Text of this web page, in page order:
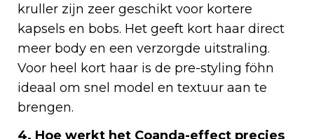
kruller zijn zeer geschikt voor kortere
kapsels en bobs. Het geeft kort haar direct
meer body en een verzorgde uitstraling.
Voor heel kort haar is de pre-styling föhn
ideaal om snel model en textuur aan te
brengen.
4. Hoe werkt het Coanda-effect precies